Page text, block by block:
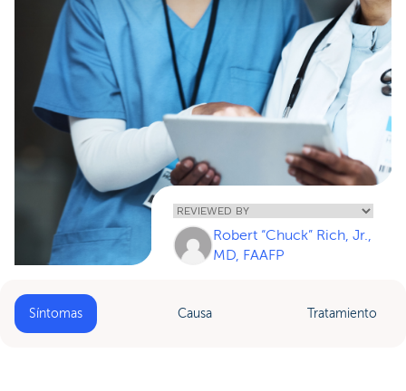
»
Sangrado
Uterino
Anormal
Robert “Chuck” Rich, Jr.,
MD, FAAFP
Síntomas Causa Tratamiento